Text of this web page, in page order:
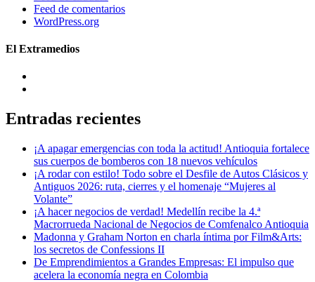
Feed de comentarios
WordPress.org
El Extramedios
Entradas recientes
¡A apagar emergencias con toda la actitud! Antioquia fortalece
sus cuerpos de bomberos con 18 nuevos vehículos
¡A rodar con estilo! Todo sobre el Desfile de Autos Clásicos y
Antiguos 2026: ruta, cierres y el homenaje “Mujeres al
Volante”
¡A hacer negocios de verdad! Medellín recibe la 4.ª
Macrorrueda Nacional de Negocios de Comfenalco Antioquia
Madonna y Graham Norton en charla íntima por Film&Arts:
los secretos de Confessions II
De Emprendimientos a Grandes Empresas: El impulso que
acelera la economía negra en Colombia